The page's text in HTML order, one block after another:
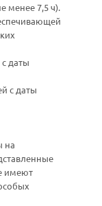
менее 7,5 ч).
даты
с даты
на
имеют